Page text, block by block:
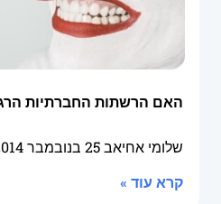
האם הרשתות החברתיות
שלומי אחיאב25 בנובמבר 2014
קרא עוד »